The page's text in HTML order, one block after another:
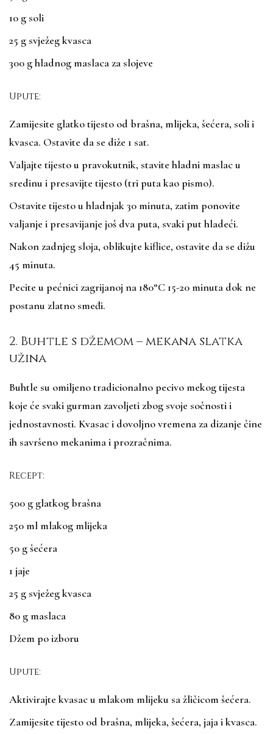
10 g soli
25 g svježeg kvasca
300 g hladnog maslaca za slojeve
Upute:
Zamijesite glatko tijesto od brašna, mlijeka, šećera, soli i
kvasca. Ostavite da se diže 1 sat.
Valjajte tijesto u pravokutnik, stavite hladni maslac u
sredinu i presavijte tijesto (tri puta kao pismo).
Ostavite tijesto u hladnjak 30 minuta, zatim ponovite
valjanje i presavijanje još dva puta, svaki put hladeći.
Nakon zadnjeg sloja, oblikujte kiflice, ostavite da se dižu
45 minuta.
Pecite u pećnici zagrijanoj na 180°C 15-20 minuta dok ne
postanu zlatno smeđi.
2. Buhtle s džemom – mekana slatka
užina
Buhtle su omiljeno tradicionalno pecivo mekog tijesta
koje će svaki gurman zavoljeti zbog svoje sočnosti i
jednostavnosti. Kvasac i dovoljno vremena za dizanje čine
ih savršeno mekanima i prozračnima.
Recept:
500 g glatkog brašna
250 ml mlakog mlijeka
50 g šećera
1 jaje
25 g svježeg kvasca
80 g maslaca
Džem po izboru
Upute:
Aktivirajte kvasac u mlakom mlijeku sa žličicom šećera.
Zamijesite tijesto od brašna, mlijeka, šećera, jaja i kvasca.